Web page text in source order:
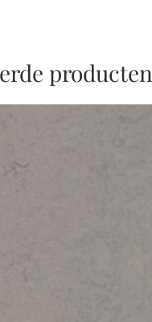
producten